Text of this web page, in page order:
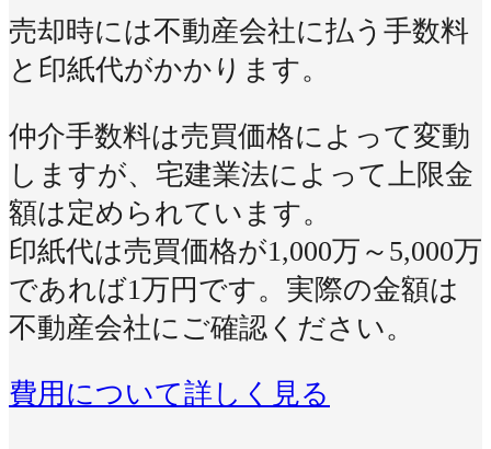
売却時には不動産会社に払う手数料
と印紙代がかかります。
仲介手数料は売買価格によって変動
しますが、宅建業法によって上限金
額は定められています。
印紙代は売買価格が1,000万～5,000万
であれば1万円です。実際の金額は
不動産会社にご確認ください。
費用について詳しく見る